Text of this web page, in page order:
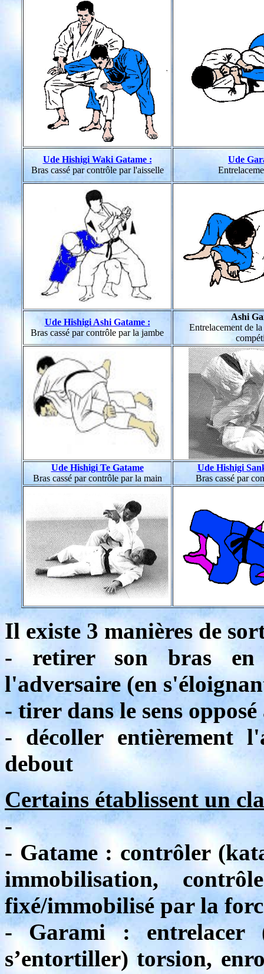
Ude Hishigi Waki Gatame :
Bras cassé par contrôle par l'aisselle
Ude
Ude Hishigi Ashi Gatame :
Bras cassé par contrôle par la jambe
Ashi
Entrelacement de
Ude Hishigi Te Gatame
Bras cassé par contrôle par la main
Ude Hishigi
Bras cassé par
Il existe 3 manières de
- retirer son bras en
l'adversaire (en
- tirer dans le sens
- décoller entièrement
debout
Certains établissent un
-
- Gatame : contrôler
immobilisation,
fixé/immobilisé par la
- Garami : entrelacer
s’entortiller) torsion,